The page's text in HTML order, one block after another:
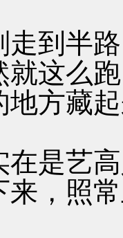
半路
就这么
地方藏
艺高
来，照